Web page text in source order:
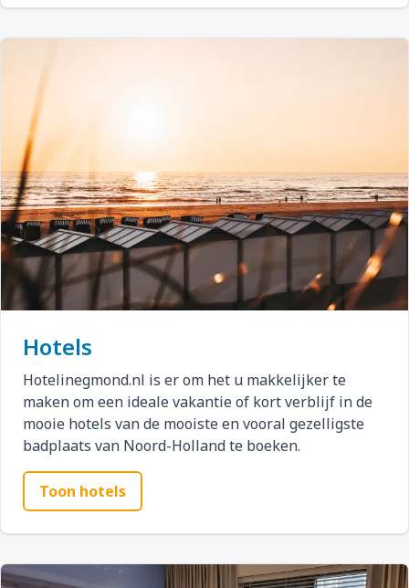
Hotels
Hotelinegmond.nl is er om het u makkelijker te
maken om een ideale vakantie of kort verblijf in de
mooie hotels van de mooiste en vooral gezelligste
badplaats van Noord-Holland te boeken.
Toon hotels